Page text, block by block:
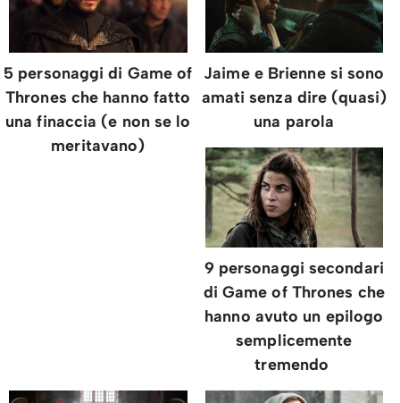
5 personaggi di Game of
Thrones che hanno fatto
una finaccia (e non se lo
meritavano)
Jaime e Brienne si sono
amati senza dire (quasi)
una parola
9 personaggi secondari
di Game of Thrones che
hanno avuto un epilogo
semplicemente
tremendo